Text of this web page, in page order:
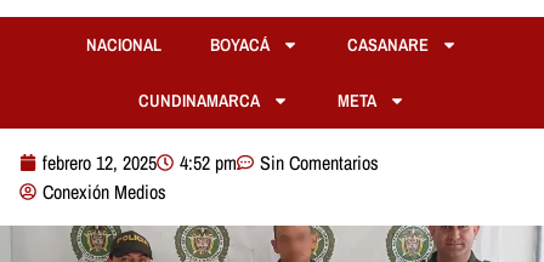
NACIONAL BOYACÁ CASANARE
CUNDINAMARCA META
febrero 12, 2025 4:52 pm
Sin Comentarios
Conexión Medios